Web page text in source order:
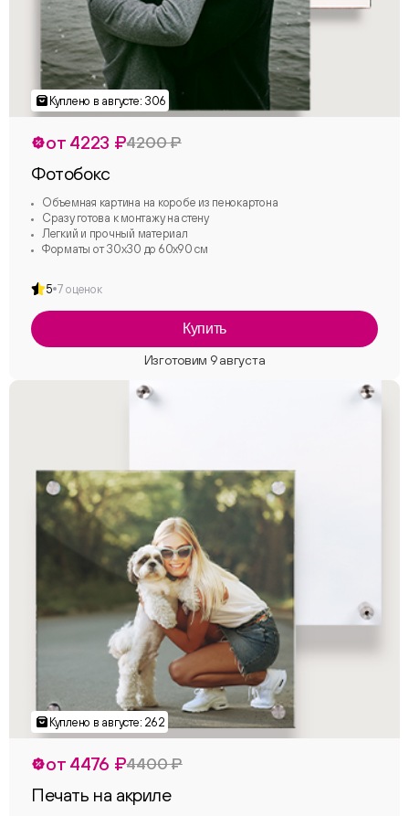
от 4223 ₽4200 ₽
Фотобокс
Объемная картина на коробе из пенокартона
Сразу готова к монтажу на стену
Легкий и прочный материал
Форматы от 30х30 до 60х90 см
5 7 оценок
Купить
от 4476 ₽4400 ₽
Печать на акриле